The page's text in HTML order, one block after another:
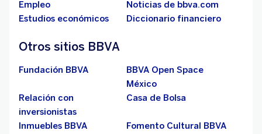
Empleo
Noticias de bbva.com
Estudios económicos
Diccionario financiero
Otros sitios BBVA
Fundación BBVA
BBVA Open Space
México
Relación con
inversionistas
Casa de Bolsa
Inmuebles BBVA
Fomento Cultural BBVA